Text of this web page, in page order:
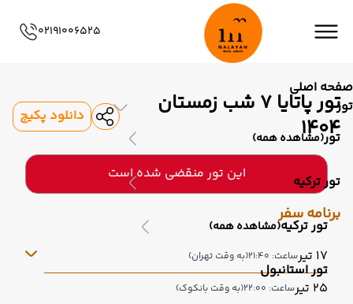
صفحه اصلی
تور
تور(مشاهده همه)
تور ترکیه
تور ترکیه(مشاهده همه)
تور استانبول
02191006525
تور پاتایا 7 شب زمستان
1404
دانلود پکیج
این تور منقضی شده است
برنامه سفر
17 تیر ساعت: 21:40 (به وقت تهران)
25 تیر ساعت: 22:00 (به وقت بانکوک)